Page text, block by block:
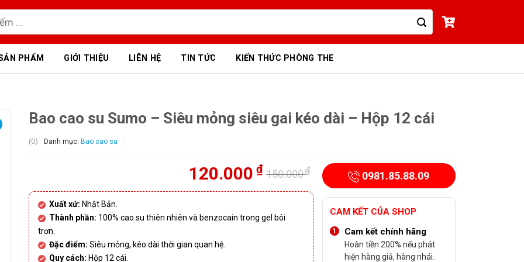
PHẨM GIỚI THIỆU LIÊN HỆ TIN TỨC KIẾN THỨC PHÒNG THE
Bao cao su Sumo – Siêu mỏng siêu gai kéo dài – Hộp 12 cái
(0) Danh mục: Bao cao su
150.000₫
Giá
gốc
là:
150.000 ₫.
120.000₫
Giá
hiện
tại
là:
120.000 ₫.
Xuất xứ: Nhật Bản.
Thành phần: 100% cao su thiên nhiên và benzocain trong gel bôi
trơn.
Đặc điểm: Siêu mỏng, kéo dài thời gian quan hệ.
Quy cách: Hộp 12 cái.
0981.85.88.09
CAM KẾT CỦA SHOP
Cam kết chính hãng
Hoàn tiền 200% nếu phát
hiện hàng giả, hàng nhái.